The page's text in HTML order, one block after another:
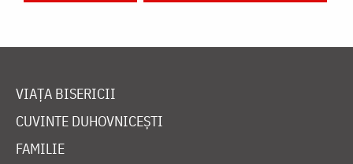
VIAȚA BISERICII
CUVINTE DUHOVNICEȘTI
FAMILIE